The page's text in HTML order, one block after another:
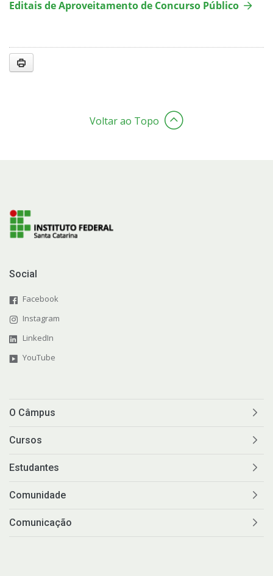
Editais de Aproveitamento de Concurso Público
Voltar ao Topo
Social
Facebook
Instagram
LinkedIn
YouTube
O Câmpus
Cursos
Estudantes
Comunidade
Comunicação